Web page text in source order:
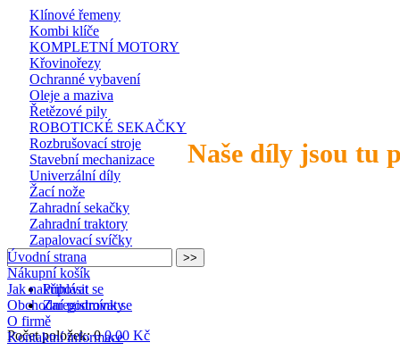
Naše díly jsou tu
Klínové řemeny
Kombi klíče
KOMPLETNÍ MOTORY
Křovinořezy
Ochranné vybavení
Oleje a maziva
Řetězové pily
ROBOTICKÉ SEKAČKY
Rozbrušovací stroje
Stavební mechanizace
Univerzální díly
Žací nože
Zahradní sekačky
Zahradní traktory
Zapalovací svíčky
Přihlásit se
Zaregistrovat se
Počet položek: 0 0,00 Kč
Úvodní strana
Nákupní košík
Jak nakupovat
Obchodní podmínky
O firmě
Kontaktní informace